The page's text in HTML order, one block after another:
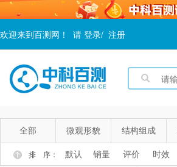
欢迎来到百测网！ 请 登录/ 注册
全部 微观形貌 结构组成
排 序： 默认 销量 评价 时效